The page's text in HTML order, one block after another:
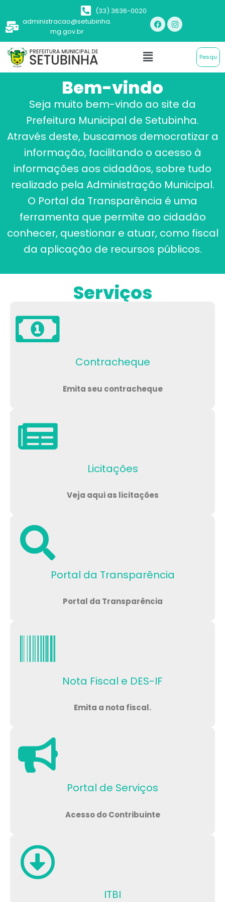
(33) 3636-0020
administracao@setubinha.
mg.gov.br
Bem-vindo
Seja muito bem-vindo ao site da
Prefeitura Municipal de Setubinha.
Através deste, buscamos democratizar a
informação, facilitando o acesso à
informações aos cidadãos, sobre tudo
realizado pela Administração Municipal.
O Portal da Transparência é uma
ferramenta que permite ao cidadão
conhecer, questionar e atuar, como fiscal
da aplicação de recursos públicos.
Serviços
Contracheque
Emita seu contracheque
Licitações
Veja aqui as licitações
Portal da Transparência
Portal da Transparência
Nota Fiscal e DES-IF
Emita a nota fiscal.
Portal de Serviços
Acesso do Contribuinte
ITBI